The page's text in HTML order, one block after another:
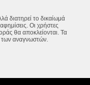
διατηρεί το δικαίωμά
Οι χρήστες
θα αποκλείονται. Τα
των αναγνωστών.